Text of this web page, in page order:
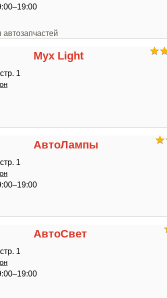
Myx Light
1
АвтоЛампы
1
АвтоСвет
1